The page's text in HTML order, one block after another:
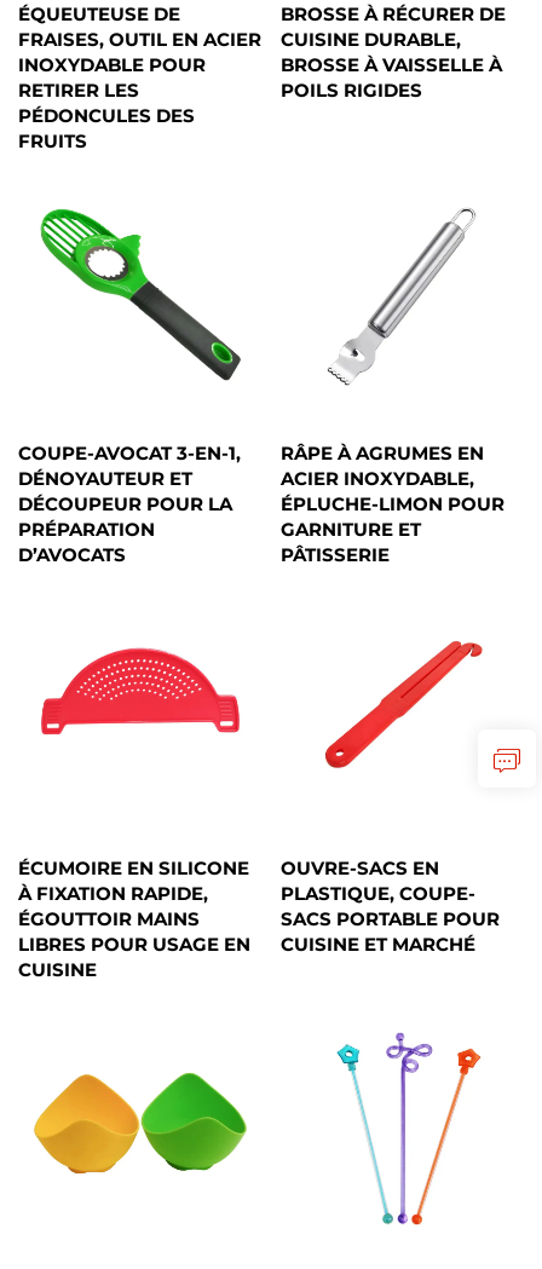
ÉQUEUTEUSE DE
FRAISES, OUTIL EN ACIER
INOXYDABLE POUR
RETIRER LES
PÉDONCULES DES
FRUITS
BROSSE À RÉCURER DE
CUISINE DURABLE,
BROSSE À VAISSELLE À
POILS RIGIDES
COUPE-AVOCAT 3-EN-1,
DÉNOYAUTEUR ET
DÉCOUPEUR POUR LA
PRÉPARATION
D’AVOCATS
RÂPE À AGRUMES EN
ACIER INOXYDABLE,
ÉPLUCHE-LIMON POUR
GARNITURE ET
PÂTISSERIE
ÉCUMOIRE EN SILICONE
À FIXATION RAPIDE,
ÉGOUTTOIR MAINS
LIBRES POUR USAGE EN
CUISINE
OUVRE-SACS EN
PLASTIQUE, COUPE-
SACS PORTABLE POUR
CUISINE ET MARCHÉ